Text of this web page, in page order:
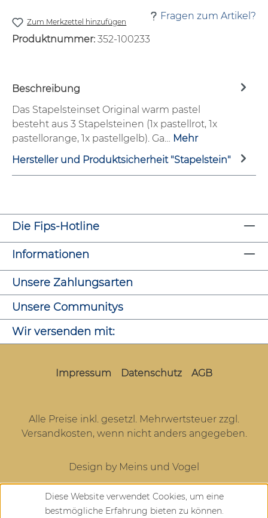
Zum Merkzettel hinzufügen
Fragen zum Artikel?
Produktnummer: 352-100233
Beschreibung
Das Stapelsteinset Original warm pastel
besteht aus 3 Stapelsteinen (1x pastellrot, 1x
pastellorange, 1x pastellgelb). Ga… Mehr
Hersteller und Produktsicherheit "Stapelstein"
Die Fips-Hotline
Informationen
Unsere Zahlungsarten
Unsere Communitys
Wir versenden mit:
Impressum Datenschutz AGB
Alle Preise inkl. gesetzl. Mehrwertsteuer zzgl.
Versandkosten, wenn nicht anders angegeben.
Design by Meins und Vogel
Diese Website verwendet Cookies, um eine
bestmögliche Erfahrung bieten zu können.